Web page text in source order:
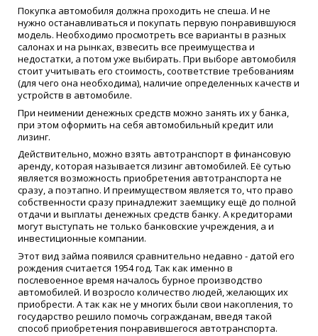
Покупка автомобиля должна проходить не спеша. И не
нужно останавливаться и покупать первую понравившуюся
модель. Необходимо просмотреть все варианты в разных
салонах и на рынках, взвесить все преимущества и
недостатки, а потом уже выбирать. При выборе автомобиля
стоит учитывать его стоимость, соответствие требованиям
(для чего она необходима), наличие определенных качеств и
устройств в автомобиле.
При неимении денежных средств можно занять их у банка,
при этом оформить на себя автомобильный кредит или
лизинг.
Действительно, можно взять автотранспорт в финансовую
аренду, которая называется лизинг автомобилей. Её сутью
является возможность приобретения автотранспорта не
сразу, а поэтапно. И преимуществом является то, что право
собственности сразу принадлежит заемщику ещё до полной
отдачи и выплаты денежных средств банку. А кредиторами
могут выступать не только банковские учреждения, а и
инвестиционные компании.
Этот вид займа появился сравнительно недавно - датой его
рождения считается 1954 год. Так как именно в
послевоенное время началось бурное производство
автомобилей. И возросло количество людей, желающих их
приобрести. А так как не у многих были свои накопления, то
государство решило помочь согражданам, введя такой
способ приобретения понравившегося автотранспорта.